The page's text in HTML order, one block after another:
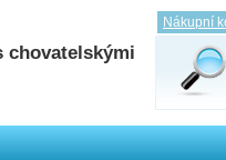
chovatelskými
Nákupní